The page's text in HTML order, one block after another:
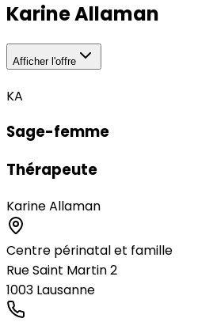
Karine Allaman
Afficher l'offre
KA
Sage-femme
Thérapeute
Karine Allaman
Centre périnatal et famille
Rue Saint Martin 2
1003 Lausanne